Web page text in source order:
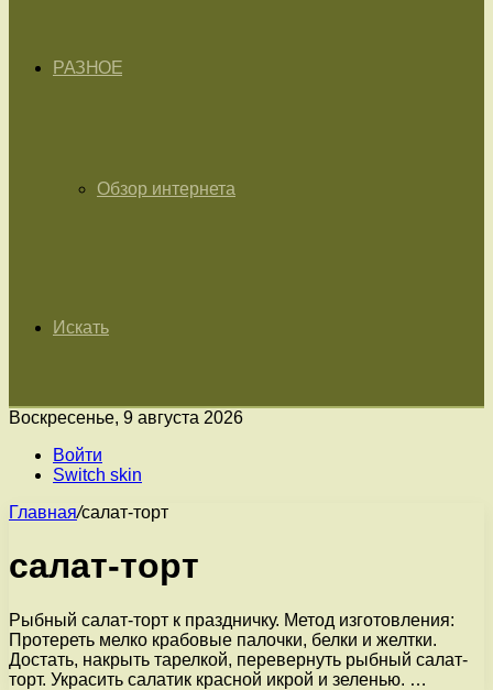
РАЗНОЕ
Обзор интернета
Искать
Воскресенье, 9 августа 2026
Войти
Switch skin
Главная/салат-торт
салат-торт
Рыбный салат-торт к праздничку. Метод изготовления:
Протереть мелко крабовые палочки, белки и желтки.
Достать, накрыть тарелкой, перевернуть рыбный салат-
торт. Украсить салатик красной икрой и зеленью. …